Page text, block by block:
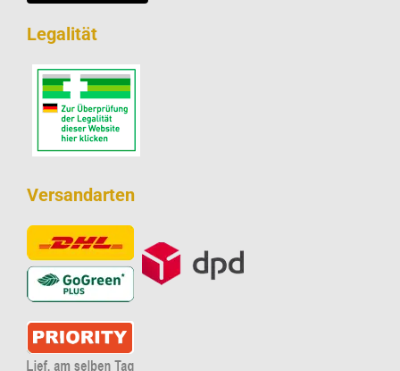
Legalität
Versandarten